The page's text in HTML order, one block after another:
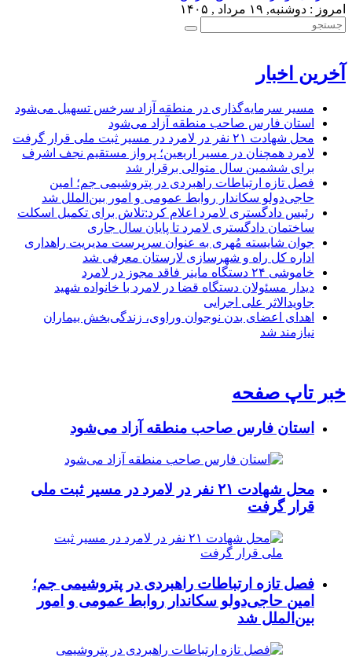
امروز : دوشنبه, ۱۹ مرداد , ۱۴۰۵
آخرین اخبار
مسیر سرمایه‌گذاری در منطقه آزاد سرخس تسهیل می‌شود
استان فارس صاحب منطقه آزاد می‌شود
محل شهادت ۲۱ نفر در لامرد در مسیر ثبت ملی قرار گرفت
لامرد همچنان در مسیر اربعین؛ پرواز مستقیم نجف اشرف
برای ششمین سال متوالی برقرار شد
فصل تازه ارتباطات راهبردی در پتروشیمی جم؛ امین
حاجی‌دولو سکاندار روابط عمومی و امور بین‌الملل شد
رئیس دادگستری لامرد اعلام کرد:تلاش برای تکمیل اسکلت
ساختمان دادگستری لامرد تا پایان سال جاری
جوان شایسته مُهری به عنوان سرپرست مدیریت راهداری
اداره کل راه و شهرسازی لارستان معرفی شد
خاموشی ۲۴ دستگاه ماینر فاقد مجوز در لامرد
دیدار مسئولان دستگاه قضا در لامرد با خانواده شهید
جاویدالاثر علی اجرایی
اهدای اعضای بدن نوجوان وراوی، زندگی‌بخش بیماران
نیازمند شد
خبر تاپ صفحه
استان فارس صاحب منطقه آزاد می‌شود
محل شهادت ۲۱ نفر در لامرد در مسیر ثبت ملی
قرار گرفت
فصل تازه ارتباطات راهبردی در پتروشیمی جم؛
امین حاجی‌دولو سکاندار روابط عمومی و امور
بین‌الملل شد